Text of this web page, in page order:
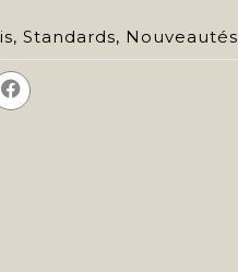
, Standards, Nouveautés